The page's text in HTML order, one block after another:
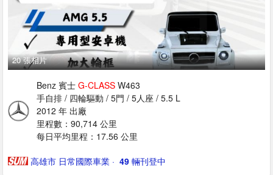
20 張相片
Benz 賓士 G-CLASS W463
手自排 / 四輪驅動 / 5門 / 5人座 / 5.5 L
2012 年 出廠
里程數：90,714 公里
每日平均里程：17.56 公里
高雄市 日常國際車業 · ‎ 49 輛刊登中